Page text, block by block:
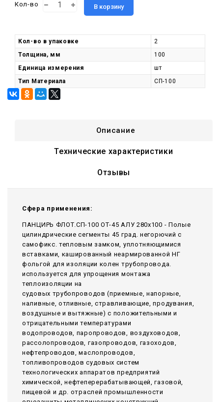
Кол-во В корзину
Кол-во в упаковке
2
Толщина, мм
100
Единица измерения
шт
Тип Материала
СП-100
Описание
Технические характеристики
Отзывы
Сфера применения:
ПАНЦИРЬ ФЛОТ.СП-100 ОТ-45 АЛУ 280x100 - Полые
цилиндрические сегменты 45 град. негорючий c
самофикс. тепловым замком, уплотняющимися
вставками, кашированный неармированной НГ
фольгой для изоляции колен трубопровода.
используется для упрощения монтажа
теплоизоляции на
судовых трубопроводов (приемные, напорные,
наливные, отливные, стравливающие, продувания,
воздушные и вытяжные) с положительными и
отрицательными температурами
водопроводов, паропроводов, воздуховодов,
рассолопроводов, газопроводов, газоходов,
нефтепроводов, маслопроводов,
топливопроводов судовых систем
технологических аппаратов предприятий
химической, нефтеперерабатывающей, газовой,
пищевой и др. отраслей промышленности